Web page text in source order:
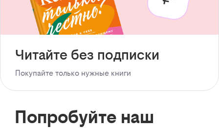
Читайте без подписки
Покупайте только нужные книги
Попробуйте наш